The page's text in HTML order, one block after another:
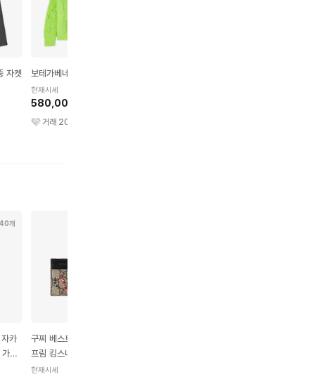
자켓 보테가베네타 스웨터
현재시세
580,000원
거래 20
40개
카
죽
구찌 베스트리에 GG 수
프림 킹스네이크 프린트
캔버스 카드 케이스 베이
현재시세